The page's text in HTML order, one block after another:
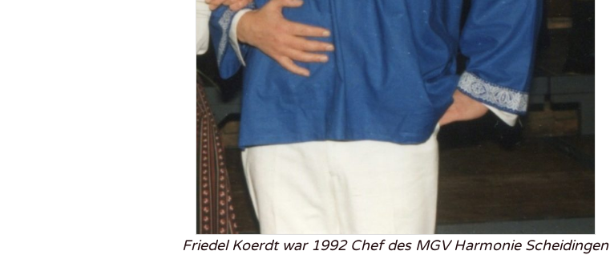
Friedel Koerdt war 1992 Chef des MGV Harmonie Scheidingen